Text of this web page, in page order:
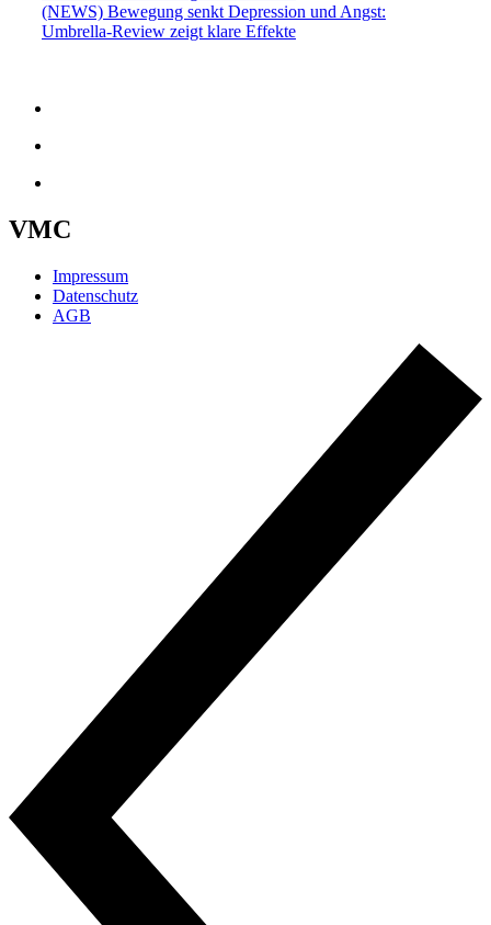
(NEWS) Bewegung senkt Depression und Angst:
Umbrella-Review zeigt klare Effekte
VMC
Impressum
Datenschutz
AGB